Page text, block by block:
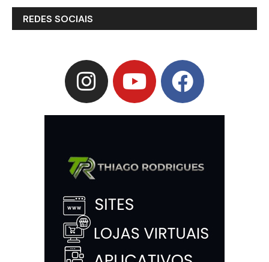
REDES SOCIAIS